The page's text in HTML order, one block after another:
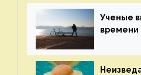
Ученые
времени
на